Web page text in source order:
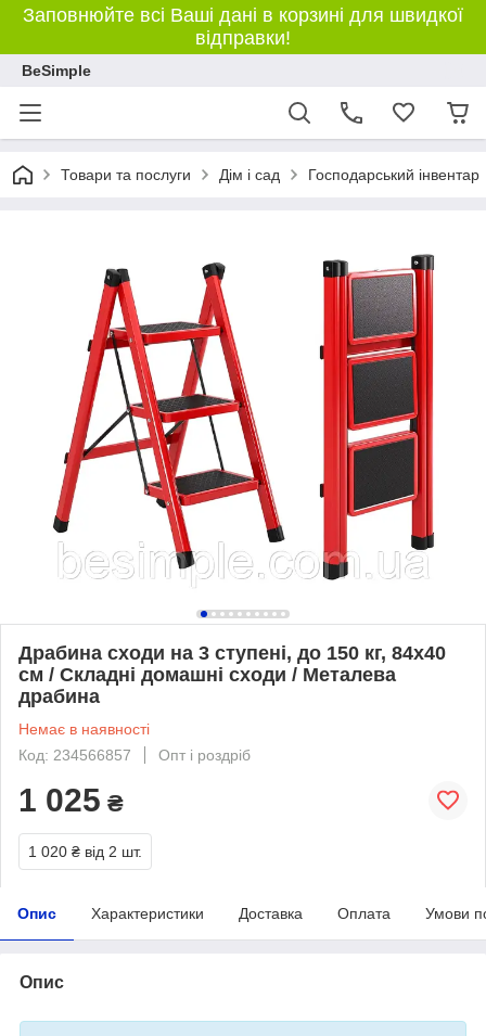
Заповнюйте всі Ваші дані в корзині для швидкої
відправки!
BeSimple
Товари та послуги Дім і сад Господарський інвентар
Драбина сходи на 3 ступені, до 150 кг, 84х40
см / Складні домашні сходи / Металева
драбина
Немає в наявності
Код: 234566857
Опт і роздріб
1 025 ₴
1 020 ₴ від 2 шт.
Опис Характеристики Доставка Оплата Умови
Опис